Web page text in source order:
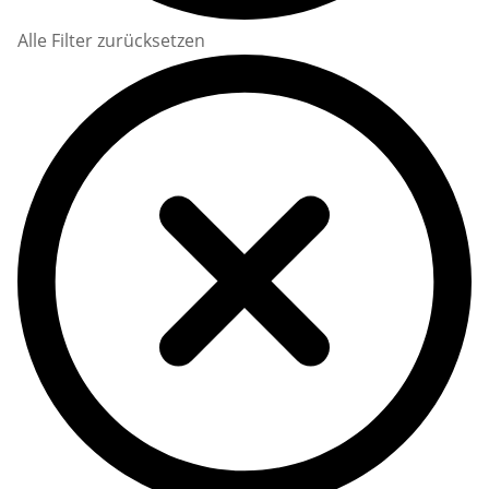
Alle Filter zurücksetzen